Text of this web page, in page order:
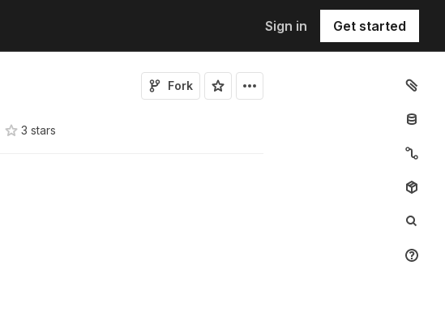
Sign in Get started
Fork
3 stars